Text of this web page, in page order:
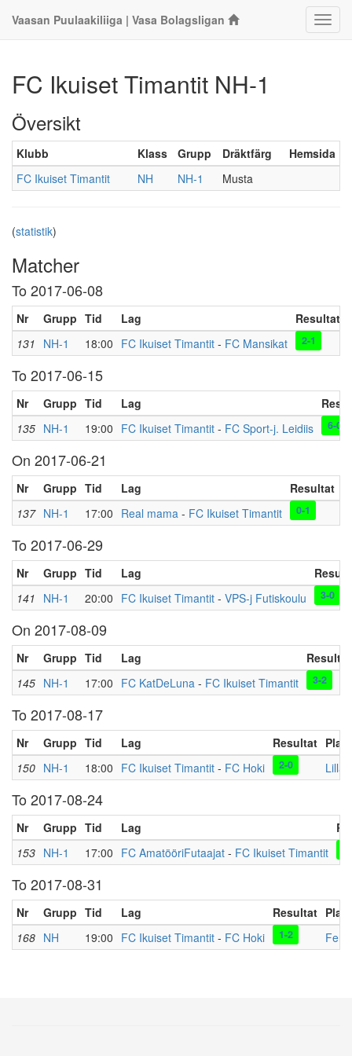
Vaasan Puulaakiliiga | Vasa Bolagsligan
FC Ikuiset Timantit NH-1
Översikt
Klubb Klass Grupp Dräktfärg
Hemsida
FC Ikuiset Timantit
NH NH-1 Musta
(statistik)
Matcher
To 2017-06-08
Nr Grupp Tid Lag Resultat
131 NH-1 18:00 FC Ikuiset Timantit - FC Mansikat 2-1
To 2017-06-15
Nr Grupp Tid Lag
135 NH-1 19:00 FC Ikuiset Timantit - FC Sport-j. Leidiis 6-0
On 2017-06-21
Nr Grupp Tid Lag Resultat
137 NH-1 17:00 Real mama - FC Ikuiset Timantit 0-1
To 2017-06-29
Nr Grupp Tid Lag
141 NH-1 20:00 FC Ikuiset Timantit - VPS-j Futiskoulu 3-0
On 2017-08-09
Nr Grupp Tid Lag
Resultat
145 NH-1 17:00 FC KatDeLuna - FC Ikuiset Timantit 3-2
To 2017-08-17
Nr Grupp Tid Lag Resultat Plats
150 NH-1 18:00 FC Ikuiset Timantit - FC Hoki 2-0 Lilla
To 2017-08-24
Nr Grupp Tid Lag
153 NH-1 17:00 FC AmatööriFutaajat - FC Ikuiset Timantit
To 2017-08-31
Nr Grupp Tid Lag Resultat Plats
168 NH 19:00 FC Ikuiset Timantit - FC Hoki 1-2